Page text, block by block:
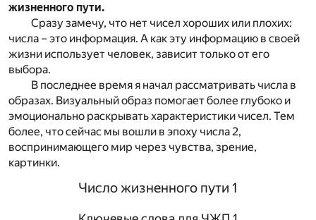
жизненного пути.
Сразу замечу, что нет чисел хороших или плохих:
числа – это информация. А как эту информацию в своей
жизни использует человек, зависит только от его
выбора.
В последнее время я начал рассматривать числа в
образах. Визуальный образ помогает более глубоко и
эмоционально раскрывать характеристики чисел. Тем
более, что сейчас мы вошли в эпоху числа 2,
воспринимающего мир через чувства, зрение,
картинки.
Число жизненного пути 1